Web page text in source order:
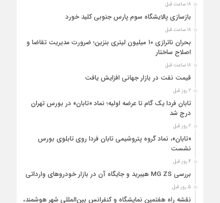
18 ساعت قبل
بازسازی پالایشگاه سوم پارس جنوبی کلید خورد
18 ساعت قبل
بحران ناترازی ۱۰ میلیون لیتری بنزین؛ ضرورت مدیریت تقاضا و
اصلاح ساختار
18 ساعت قبل
قیمت نفت در بازار جهانی افزایش یافت
2 روز قبل
تابان فردا یک گام تا عرضه اولیه؛ نماد «تابان» در بورس تهران
درج شد
2 روز قبل
«تابان»، نماد گروه پتروشیمی تابان فردا روی تابلوی بورس
نشست
4 روز قبل
بررسی MG ZS هیبرید و جایگاه آن در بازار خودروهای وارداتی
5 روز قبل
نقشه راه هفتمین نمایشگاه و کنفرانس بین‌المللی شهر هوشمند،